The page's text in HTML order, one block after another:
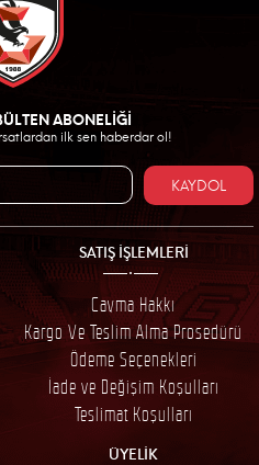
ABONELİĞİ
ilk sen haberdar ol!
KAYDOL
SATIŞ İŞLEMLERİ
Cayma Hakkı
Kargo Ve Teslim Alma Prosedürü
Ödeme Seçenekleri
İade ve Değişim Koşulları
Teslimat Koşulları
ÜYELİK